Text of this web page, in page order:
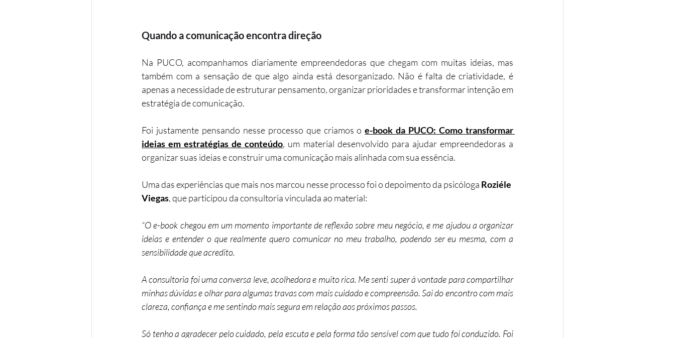
Quando a comunicação encontra direção
Na PUCO, acompanhamos diariamente empreendedoras que chegam com muitas ideias, mas
também com a sensação de que algo ainda está desorganizado. Não é falta de criatividade, é
apenas a necessidade de estruturar pensamento, organizar prioridades e transformar intenção em
estratégia de comunicação.
Foi justamente pensando nesse processo que criamos o e-book da PUCO: Como transformar
ideias em estratégias de conteúdo, um material desenvolvido para ajudar empreendedoras a
organizar suas ideias e construir uma comunicação mais alinhada com sua essência.
Uma das experiências que mais nos marcou nesse processo foi o depoimento da psicóloga Roziéle
Viegas, que participou da consultoria vinculada ao material:
“O e-book chegou em um momento importante de reflexão sobre meu negócio, e me ajudou a organizar
ideias e entender o que realmente quero comunicar no meu trabalho, podendo ser eu mesma, com a
sensibilidade que acredito.
A consultoria foi uma conversa leve, acolhedora e muito rica. Me senti super à vontade para compartilhar
minhas dúvidas e olhar para algumas travas com mais cuidado e compreensão. Saí do encontro com mais
clareza, confiança e me sentindo mais segura em relação aos próximos passos.
Só tenho a agradecer pelo cuidado, pela escuta e pela forma tão sensível com que tudo foi conduzido. Foi